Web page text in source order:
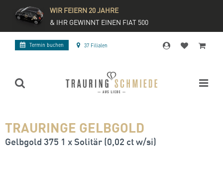
WIR FEIERN 20 JAHRE
& IHR GEWINNT EINEN FIAT 500
Termin buchen 37 Filialen
TRAURINGE GELBGOLD
Gelbgold 375 1 x Solitär (0,02 ct w/si)